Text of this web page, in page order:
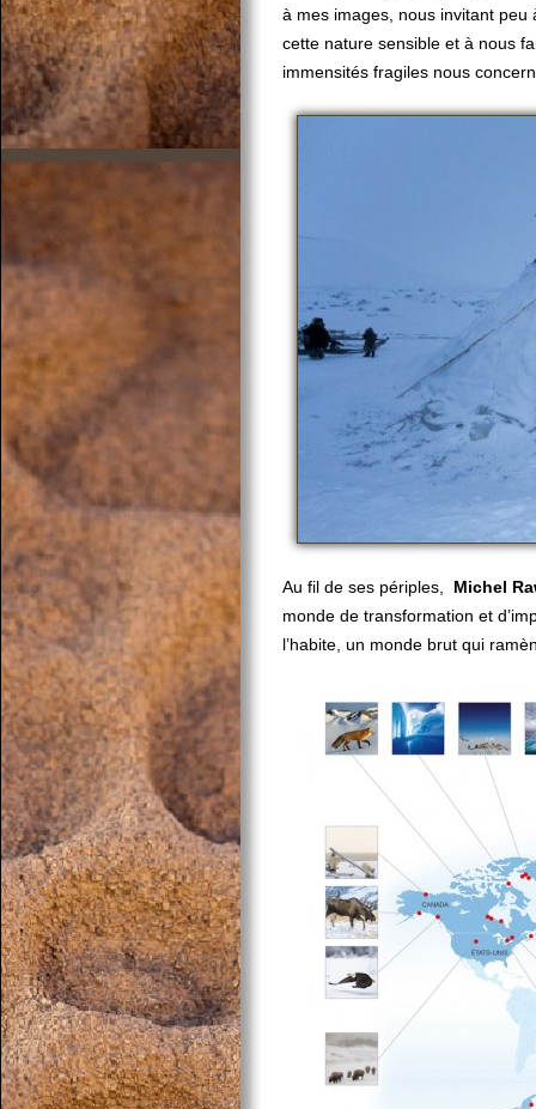
à mes images, nous invitant
cette nature sensible et à nous
immensités fragiles nous
Au fil de ses périples, Michel
monde de transformation et
l’habite, un monde brut qui